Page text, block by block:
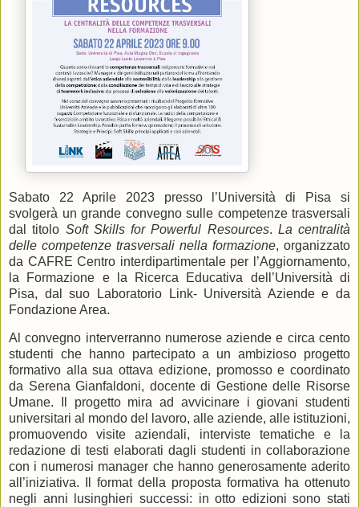
Sabato 22 Aprile 2023 presso l’Università di Pisa si
svolgerà un grande convegno sulle competenze trasversali
dal titolo Soft Skills for Powerful Resources. La centralità
delle competenze trasversali nella formazione, organizzato
da CAFRE Centro interdipartimentale per l’Aggiornamento,
la Formazione e la Ricerca Educativa dell’Università di
Pisa, dal suo Laboratorio Link- Università Aziende e da
Fondazione Area.
Al convegno interverranno numerose aziende e circa cento
studenti che hanno partecipato a un ambizioso progetto
formativo alla sua ottava edizione, promosso e coordinato
da Serena Gianfaldoni, docente di Gestione delle Risorse
Umane. Il progetto mira ad avvicinare i giovani studenti
universitari al mondo del lavoro, alle aziende, alle istituzioni,
promuovendo visite aziendali, interviste tematiche e la
redazione di testi elaborati dagli studenti in collaborazione
con i numerosi manager che hanno generosamente aderito
all’iniziativa. Il format della proposta formativa ha ottenuto
negli anni lusinghieri successi: in otto edizioni sono stati